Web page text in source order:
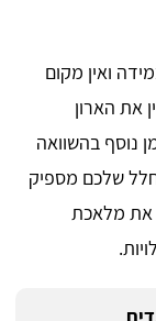
ואין מקום
את הארון
נוסף בהשוואה
שלכם מספיק
את מלאכת